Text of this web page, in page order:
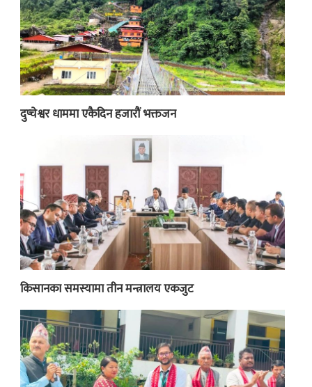
दुप्चेश्वर धाममा एकैदिन हजारौं भक्तजन
किसानका समस्यामा तीन मन्त्रालय एकजुट